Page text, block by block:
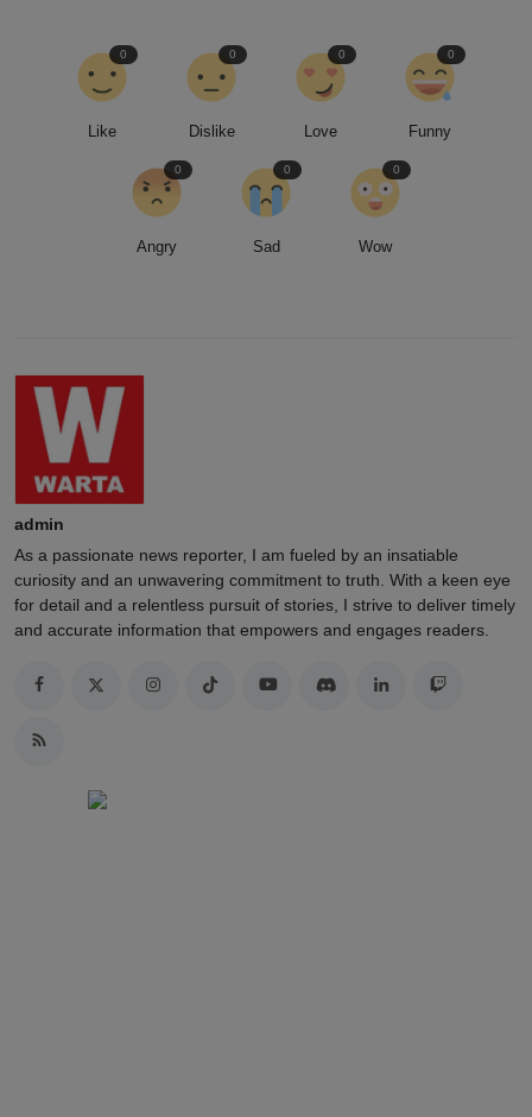
Like
0
Dislike
0
Love
0
Funny
0
Angry
0
Sad
0
Wow
0
admin
As a passionate news reporter, I am fueled by an insatiable
curiosity and an unwavering commitment to truth. With a keen eye
for detail and a relentless pursuit of stories, I strive to deliver timely
and accurate information that empowers and engages readers.